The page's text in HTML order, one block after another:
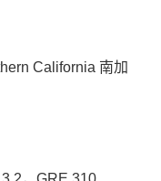
California 南加